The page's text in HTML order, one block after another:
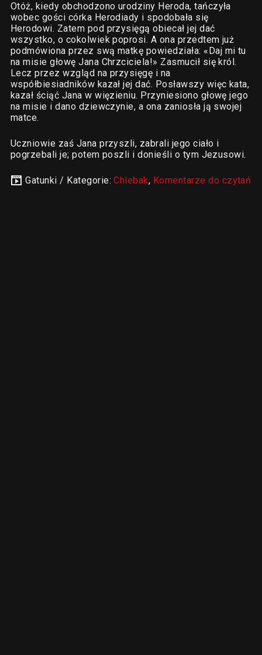
Otóż, kiedy obchodzono urodziny Heroda, tańczyła
wobec gości córka Herodiady i spodobała się
Herodowi. Zatem pod przysięgą obiecał jej dać
wszystko, o cokolwiek poprosi. A ona przedtem już
podmówiona przez swą matkę powiedziała: «Daj mi tu
na misie głowę Jana Chrzciciela!» Zasmucił się król.
Lecz przez wzgląd na przysięgę i na
współbiesiadników kazał jej dać. Posławszy więc kata,
kazał ściąć Jana w więzieniu. Przyniesiono głowę jego
na misie i dano dziewczynie, a ona zaniosła ją swojej
matce.
Uczniowie zaś Jana przyszli, zabrali jego ciało i
pogrzebali je; potem poszli i donieśli o tym Jezusowi.
Gatunki / Kategorie:Chlebak, Komentarze do czytań